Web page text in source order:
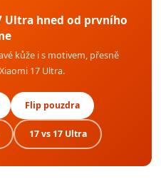
Ultra hned od prvního
kůže i s motivem, přesně
17 Ultra.
Flip pouzdra
17 vs 17 Ultra